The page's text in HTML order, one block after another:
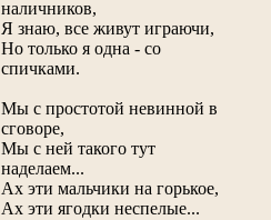
наличников,
Я знаю, все живут играючи,
Но только я одна - со
спичками.
Мы с простотой невинной в
сговоре,
Мы с ней такого тут
наделаем...
Ах эти мальчики на горькое,
Ах эти ягодки неспелые...